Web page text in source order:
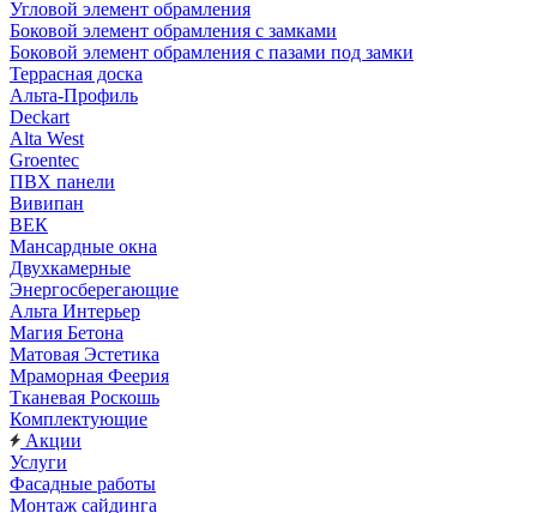
Угловой элемент обрамления
Боковой элемент обрамления с замками
Боковой элемент обрамления с пазами под замки
Террасная доска
Альта-Профиль
Deckart
Alta West
Groentec
ПВХ панели
Вивипан
ВЕК
Мансардные окна
Двухкамерные
Энергосберегающие
Альта Интерьер
Магия Бетона
Матовая Эстетика
Мраморная Феерия
Тканевая Роскошь
Комплектующие
Акции
Услуги
Фасадные работы
Монтаж сайдинга